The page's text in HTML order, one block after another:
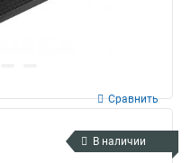
Сравнить
В наличии